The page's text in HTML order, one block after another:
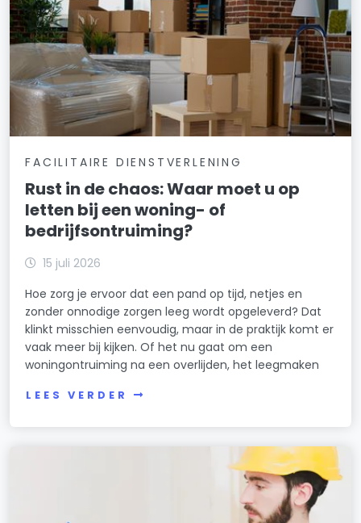
FACILITAIRE DIENSTVERLENING
Rust in de chaos: Waar moet u op
letten bij een woning- of
bedrijfsontruiming?
15 juli 2026
Hoe zorg je ervoor dat een pand op tijd, netjes en
zonder onnodige zorgen leeg wordt opgeleverd? Dat
klinkt misschien eenvoudig, maar in de praktijk komt er
vaak meer bij kijken. Of het nu gaat om een
woningontruiming na een overlijden, het leegmaken
LEES VERDER